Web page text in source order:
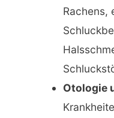
Rachens,
Otologie